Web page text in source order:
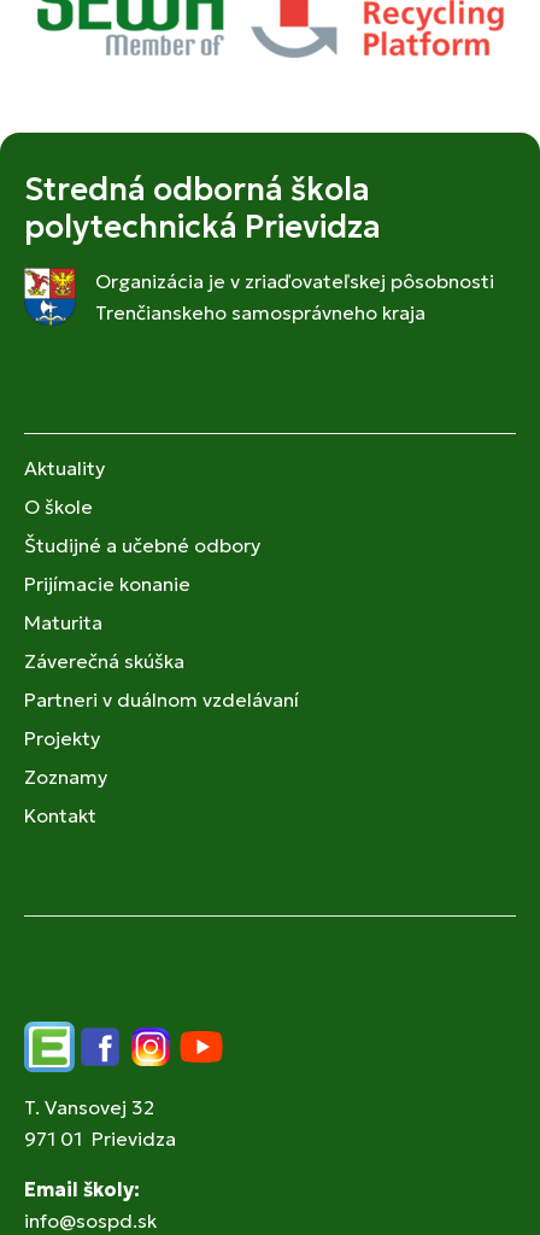
Stredná odborná škola
polytechnická Prievidza
Organizácia je v zriaďovateľskej pôsobnosti
Trenčianskeho samosprávneho kraja
Aktuality
O škole
Študijné a učebné odbory
Prijímacie konanie
Maturita
Záverečná skúška
Partneri v duálnom vzdelávaní
Projekty
Zoznamy
Kontakt
EdupageFacebookInstagram
YouTube
T. Vansovej 32
971 01 Prievidza
Email školy:
info@sospd.sk